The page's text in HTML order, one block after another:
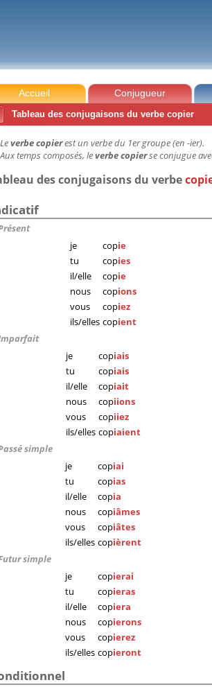
Accueil Conjugueur
Tableau des conjugaisons du verbe copier
Leverbe copierest un verbe du 1er groupe (en -ier).
Aux temps composés, leverbe copierse conjugue
des conjugaisons du verbe
je
copie
tu
copies
il/elle
copie
nous
copions
vous
copiez
ils/elles copient
je
copiais
tu
copiais
il/elle
copiait
nous
copiions
vous
copiiez
ils/elles copiaient
simple
je
copiai
tu
copias
il/elle
copia
nous
copiâmes
vous
copiâtes
ils/elles copièrent
simple
je
copierai
tu
copieras
il/elle
copiera
nous
copierons
vous
copierez
ils/elles copieront